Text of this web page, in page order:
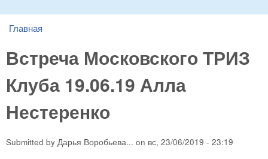
You are here
Главная
Встреча Московского ТРИЗ
Клуба 19.06.19 Алла
Нестеренко
Submitted by Дарья Воробьева... on вс, 23/06/2019 - 23:19